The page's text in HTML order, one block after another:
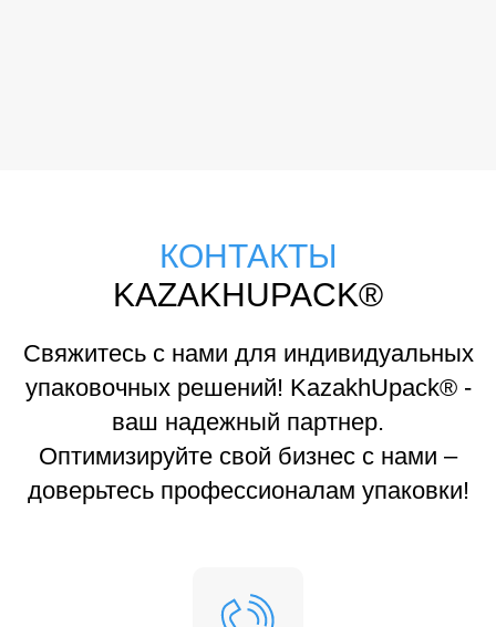
КОНТАКТЫ
KAZAKHUPACK®
Свяжитесь с нами для индивидуальных
упаковочных решений! KazakhUpack® -
ваш надежный партнер.
Оптимизируйте свой бизнес с нами –
доверьтесь профессионалам упаковки!